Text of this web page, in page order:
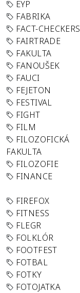
EYP
FABRIKA
FACT-CHECKERS
FAIRTRADE
FAKULTA
FANOUŠEK
FAUCI
FEJETON
FESTIVAL
FIGHT
FILM
FILOZOFICKÁ
FAKULTA
FILOZOFIE
FINANCE
FIREFOX
FITNESS
FLEGR
FOLKLÓR
FOOTFEST
FOTBAL
FOTKY
FOTOJATKA